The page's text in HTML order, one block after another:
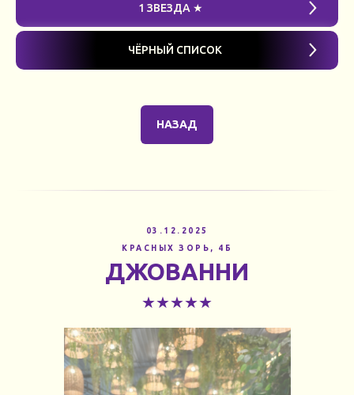
1 ЗВЕЗДА ★
ЧЁРНЫЙ СПИСОК
НАЗАД
03.12.2025
КРАСНЫХ ЗОРЬ, 4Б
ДЖОВАННИ
★★★★★